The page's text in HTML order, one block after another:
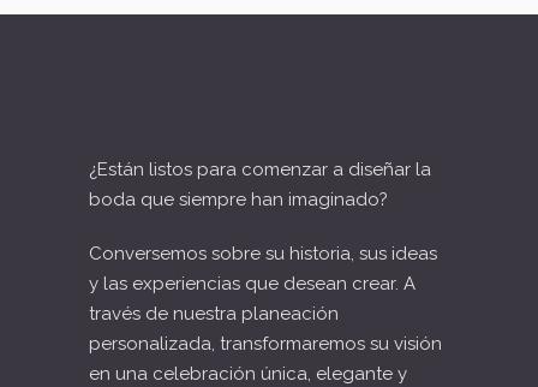
¿Están listos para comenzar a diseñar la
boda que siempre han imaginado?
Conversemos sobre su historia, sus ideas
y las experiencias que desean crear. A
través de nuestra planeación
personalizada, transformaremos su visión
en una celebración única, elegante y